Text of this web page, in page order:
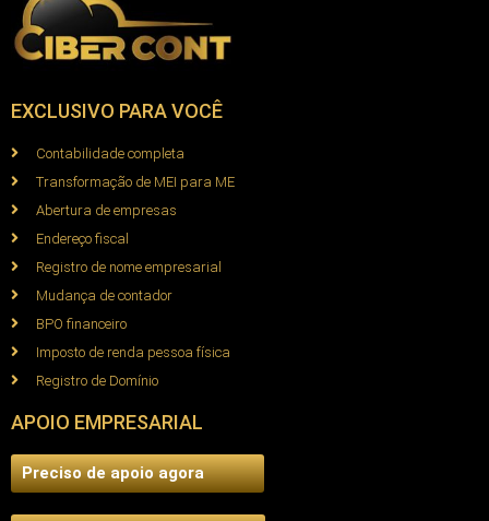
EXCLUSIVO PARA VOCÊ
Contabilidade completa
Transformação de MEI para ME
Abertura de empresas
Endereço fiscal
Registro de nome empresarial
Mudança de contador
BPO financeiro
Imposto de renda pessoa física
Registro de Domínio
APOIO EMPRESARIAL
Preciso de apoio agora